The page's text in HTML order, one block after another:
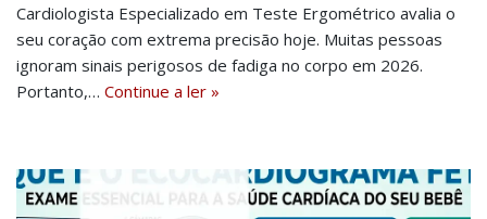
Cardiologista Especializado em Teste Ergométrico avalia o
seu coração com extrema precisão hoje. Muitas pessoas
ignoram sinais perigosos de fadiga no corpo em 2026.
Portanto,… Continue a ler »